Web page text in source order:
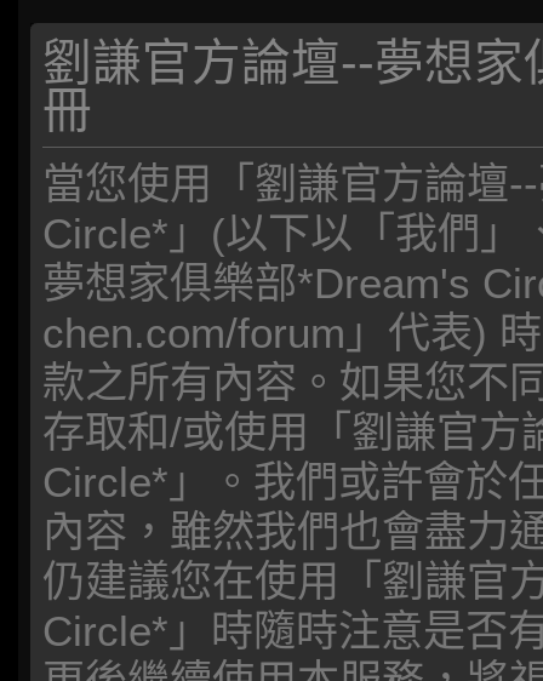
劉謙官方論壇--夢想
冊
當您使用「劉謙官方論壇
Circle*」(以下以「我們
夢想家俱樂部*Dream's
chen.com/forum」代表)
款之所有內容。如果您不
存取和/或使用「劉謙官方
Circle*」。我們或許會於
內容，雖然我們也會盡力
仍建議您在使用「劉謙官
Circle*」時隨時注意是否